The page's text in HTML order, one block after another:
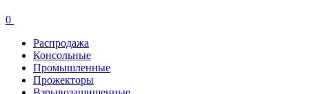
0
Распродажа
Консольные
Промышленные
Прожекторы